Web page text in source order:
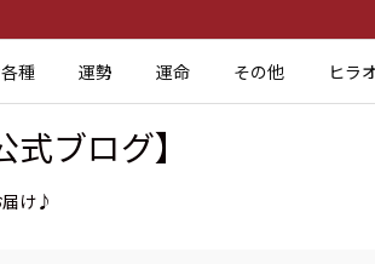
種 運勢 運命 その他 ヒラ
ブログ】
届け♪